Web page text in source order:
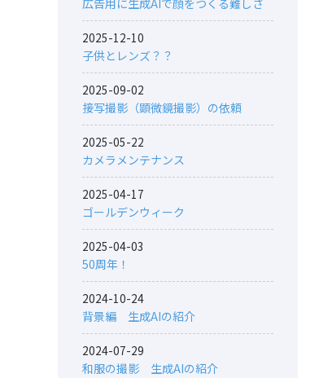
広告用に生成AIで顔をつくる難しさ
2025-12-10
子供とレンズ？？
2025-09-02
接写撮影（顕微鏡撮影）の依頼
2025-05-22
カメラメンテナンス
2025-04-17
ゴールデンウィーク
2025-04-03
50周年！
2024-10-24
背景編 生成AIの紹介
2024-07-29
和服の撮影 生成AIの紹介